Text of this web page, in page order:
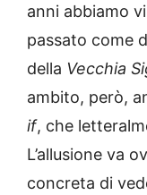
anni abbiamo
passato come
della Vecchia
ambito, però,
if, che
L’allusione va
concreta di